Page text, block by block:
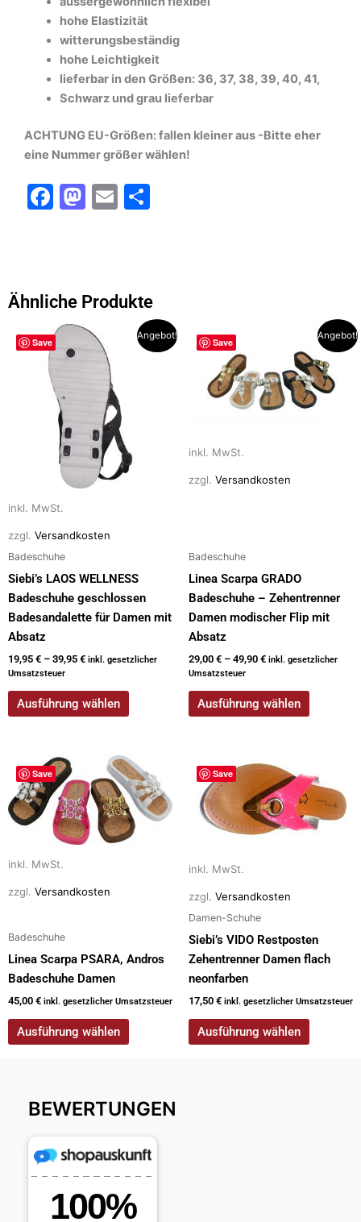
hohe Elastizität
witterungsbeständig
hohe Leichtigkeit
lieferbar in den Größen: 36, 37, 38, 39, 40, 41,
Schwarz und grau lieferbar
ACHTUNG EU-Größen: fallen kleiner aus -Bitte eher
eine Nummer größer wählen!
F
b
o
o
M
d
o
n
E
Ähnliche Produkte
Save
Angebot!
inkl. MwSt.
zzgl. Versandkosten
Badeschuhe
Siebi’s LAOS WELLNESS
Badeschuhe geschlossen
Badesandalette für Damen mit
Absatz
19,95 € – 39,95 € inkl. gesetzlicher
Umsatzsteuer
Ausführung wählen
Dieses
Produkt
auf
Produktseite
gewählt
werden
Save
Angebot!
inkl. MwSt.
zzgl. Versandkosten
Badeschuhe
Linea Scarpa GRADO
Badeschuhe – Zehentrenner
Damen modischer Flip mit
Absatz
29,00 € – 49,90 € inkl. gesetzlicher
Umsatzsteuer
Ausführung wählen
Dieses
Produkt
mehrere
Varianten
Die
können
gewählt
werden
Save
inkl. MwSt.
zzgl. Versandkosten
Badeschuhe
Linea Scarpa PSARA, Andros
Badeschuhe Damen
45,00 € inkl. gesetzlicher Umsatzsteuer
Ausführung wählen
Dieses
Produkt
weist
mehrere
Varianten
auf.
Optionen
auf
der
Produktseite
gewählt
Save
inkl. MwSt.
zzgl. Versandkosten
Damen-Schuhe
Siebi’s VIDO Restposten
Zehentrenner Damen flach
neonfarben
17,50 € inkl. gesetzlicher Umsatzsteuer
Ausführung wählen
Dieses
Produkt
weist
mehrere
Optionen
können
auf
der
Produktseite
gewählt
BEWERTUNGEN